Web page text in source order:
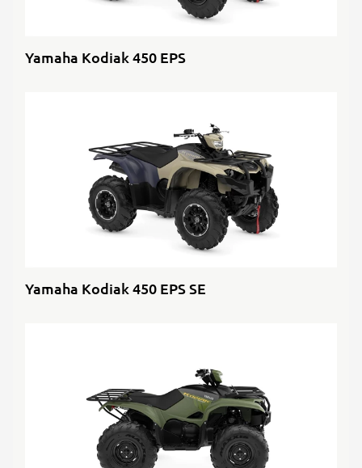
Yamaha Kodiak 450 EPS
Yamaha Kodiak 450 EPS SE